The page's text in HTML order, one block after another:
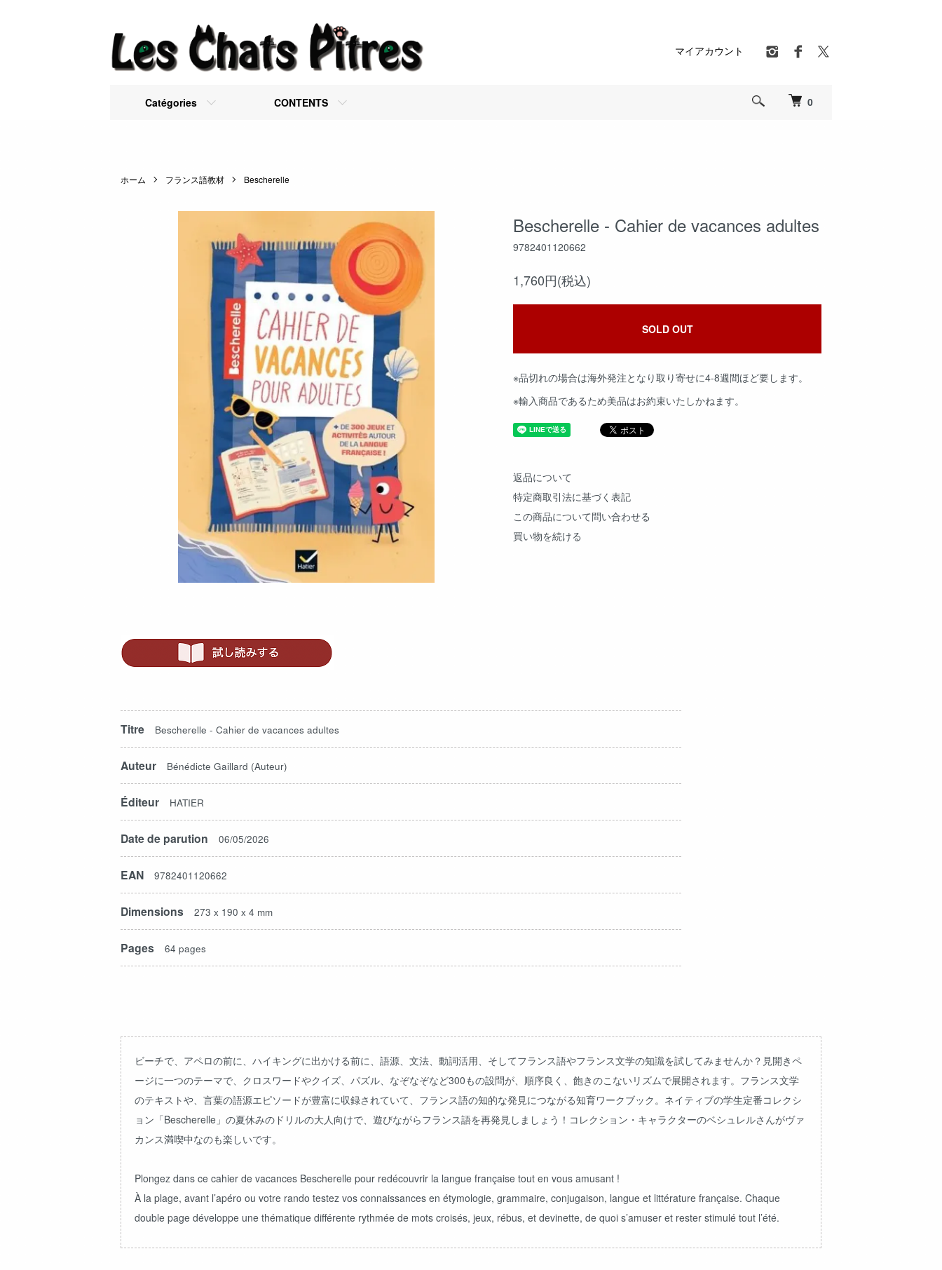
0
Catégories CONTENTS
マイアカウント
ホーム フランス語教材 Bescherelle
Bescherelle - Cahier de vacances adultes
9782401120662
1,760円(税込)
SOLD OUT
※品切れの場合は海外発注となり取り寄せに4-8週間ほど要します。
※輸入商品であるため美品はお約束いたしかねます。
返品について
特定商取引法に基づく表記
この商品について問い合わせる
買い物を続ける
Titre Bescherelle - Cahier de vacances adultes
Auteur Bénédicte Gaillard (Auteur)
Éditeur HATIER
Date de parution 06/05/2026
EAN 9782401120662
Dimensions 273 x 190 x 4 mm
Pages 64 pages
ビーチで、アペロの前に、ハイキングに出かける前に、語源、文法、動詞活用、そしてフランス語やフランス文学の知識を試してみませんか？見開きペ
ージに一つのテーマで、クロスワードやクイズ、パズル、なぞなぞなど300もの設問が、順序良く、飽きのこないリズムで展開されます。フランス文学
のテキストや、言葉の語源エピソードが豊富に収録されていて、フランス語の知的な発見につながる知育ワークブック。ネイティブの学生定番コレクシ
ョン「Bescherelle」の夏休みのドリルの大人向けで、遊びながらフランス語を再発見しましょう！コレクション・キャラクターのベシュレルさんがヴァ
カンス満喫中なのも楽しいです。
Plongez dans ce cahier de vacances Bescherelle pour redécouvrir la langue française tout en vous amusant !
À la plage, avant l’apéro ou votre rando testez vos connaissances en étymologie, grammaire, conjugaison, langue et littérature française. Chaque
double page développe une thématique différente rythmée de mots croisés, jeux, rébus, et devinette, de quoi s’amuser et rester stimulé tout l’été.